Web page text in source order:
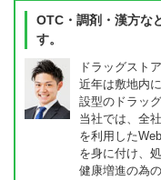
OTC・調剤・漢方な
す。
ドラッグスト
近年は敷地内
設型のドラッ
当社では、全
を利用した
を身に付け、
健康増進の為